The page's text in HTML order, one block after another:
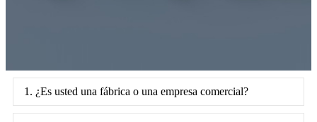
1. ¿Es usted una fábrica o una empresa comercial?